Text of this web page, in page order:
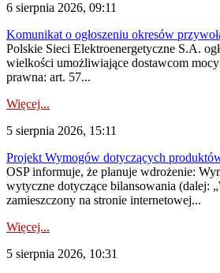
6 sierpnia 2026, 09:11
Komunikat o ogłoszeniu okresów
Polskie Sieci Elektroenergetyczne S.A.
wielkości umożliwiające dostawcom
prawna: art. 57...
Więcej...
5 sierpnia 2026, 15:11
Projekt Wymogów dotyczących
OSP informuje, że planuje wdrożenie:
wytyczne dotyczące bilansowania (dalej:
zamieszczony na stronie internetowej...
Więcej...
5 sierpnia 2026, 10:31